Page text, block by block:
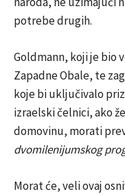
potrebe drugih.
Goldmann, koji je bio
Zapadne Obale, te
koje bi uključivalo
izraelski čelnici, ako
domovinu, morati
dvomilenijumskog
Morat će, veli ovaj